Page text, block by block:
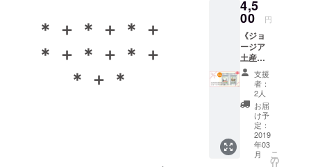
＊ ＋ ＊ ＋ ＊ ＋
＊ ＋ ＊ ＋ ＊ ＋
＊ ＋ ＊
ざいま
すが、
予めご
了承ご
容赦い
ただき
ますよ
うお願
いいた
しま
す。確
実にお
届けを
希望さ
れる方
お名前
の掲載
な方
は、備
考欄に
てその
旨お知
らせく
ださ
い。
ニック
ネーム
泊券は
③「nic
otalishv
ili」オリ
ジナル
ステッ
カー 1
枚 ④
お礼の
お手紙
nicoと
Tallyか
ら感謝
の気持
ちを込
めた直
B, Cの
中から1
点お選
びくだ
さい。
A. 円形
キーホ
ルダー
［幅：
約
5.5cm
、縦：
6cm］
B. ハー
4,5
00 円
《ジョ
ージア
土産：
スパイ
ス2種類
コー
ス》 ①
スパイ
ス2種類
（ひと
ことメ
モ付）
支援
者：
2人
お届
け予
定：
2019
年03
月
こ
の